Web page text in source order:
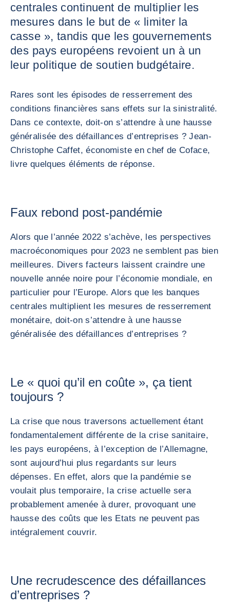
centrales continuent de multiplier les
mesures dans le but de « limiter la
casse », tandis que les gouvernements
des pays européens revoient un à un
leur politique de soutien budgétaire.
Rares sont les épisodes de resserrement des
conditions financières sans effets sur la sinistralité.
Dans ce contexte, doit-on s’attendre à une hausse
généralisée des défaillances d’entreprises ? Jean-
Christophe Caffet, économiste en chef de Coface,
livre quelques éléments de réponse.
Faux rebond post-pandémie
Alors que l’année 2022 s’achève, les perspectives
macroéconomiques pour 2023 ne semblent pas bien
meilleures. Divers facteurs laissent craindre une
nouvelle année noire pour l’économie mondiale, en
particulier pour l’Europe. Alors que les banques
centrales multiplient les mesures de resserrement
monétaire, doit-on s’attendre à une hausse
généralisée des défaillances d’entreprises ?
Le « quoi qu’il en coûte », ça tient
toujours ?
La crise que nous traversons actuellement étant
fondamentalement différente de la crise sanitaire,
les pays européens, à l’exception de l’Allemagne,
sont aujourd’hui plus regardants sur leurs
dépenses. En effet, alors que la pandémie se
voulait plus temporaire, la crise actuelle sera
probablement amenée à durer, provoquant une
hausse des coûts que les Etats ne peuvent pas
intégralement couvrir.
Une recrudescence des défaillances
d’entreprises ?